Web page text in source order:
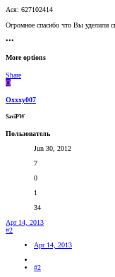
Ася: 627102414
Огромное спасибо что Вы уделили
•••
More options
Share
O
Oxxxy007
SaviPW
Пользователь
Jun 30, 2012
7
0
1
34
Apr 14, 2013
#2
Apr 14, 2013
#2